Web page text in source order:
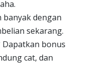
banyak dengan
sekarang.
bonus
cat, dan